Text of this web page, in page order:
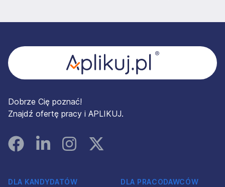
Dobrze Cię poznać!
Znajdź ofertę pracy i APLIKUJ.
FacebookLinked InInstagramInstagram
DLA KANDYDATÓW DLA PRACODAWCÓW